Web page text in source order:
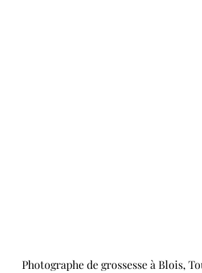
Photographe de grossesse à Blois,